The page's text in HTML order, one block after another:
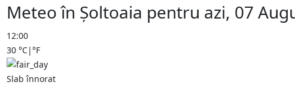
Meteo în Şoltоaia pentru azi, 07
12:00
30 °C|°F
Slab înnorat